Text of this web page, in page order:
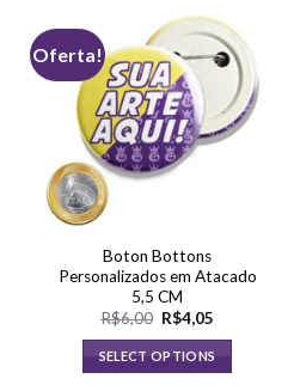
Oferta!
Boton Bottons
Personalizados em Atacado
5,5 CM
R$6,00 O
preço
original
era:
R$6,00.
R$4,05
atual
é:
R$4,05.
SELECT OPTIONS